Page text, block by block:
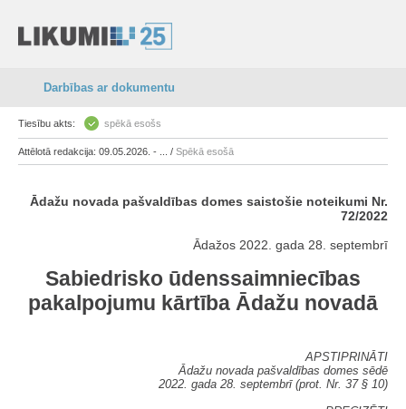
Darbības ar dokumentu
Tiesību akts: spēkā esošs
Attēlotā redakcija: 09.05.2026. - ... / Spēkā esošā
Ādažu novada pašvaldības domes saistošie noteikumi Nr.
72/2022
Ādažos 2022. gada 28. septembrī
Sabiedrisko ūdenssaimniecības
pakalpojumu kārtība Ādažu novadā
APSTIPRINĀTI
Ādažu novada pašvaldības domes sēdē
2022. gada 28. septembrī (prot. Nr. 37 § 10)